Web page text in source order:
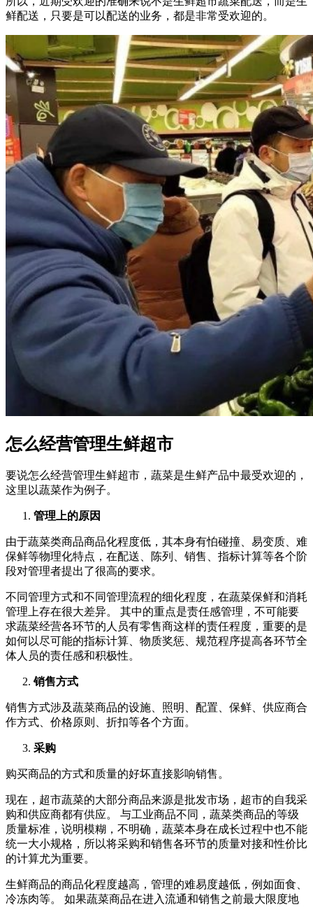
鲜配送，只要是可以配送的业务，都是非常受欢迎的。
怎么经营管理生鲜超市
要说怎么经营管理生鲜超市，蔬菜是生鲜产品中最受欢迎的，
这里以蔬菜作为例子。
管理上的原因
由于蔬菜类商品商品化程度低，其本身有怕碰撞、易变质、难
保鲜等物理化特点，在配送、陈列、销售、指标计算等各个阶
段对管理者提出了很高的要求。
不同管理方式和不同管理流程的细化程度，在蔬菜保鲜和消耗
管理上存在很大差异。 其中的重点是责任感管理，不可能要
求蔬菜经营各环节的人员有零售商这样的责任程度，重要的是
如何以尽可能的指标计算、物质奖惩、规范程序提高各环节全
体人员的责任感和积极性。
销售方式
销售方式涉及蔬菜商品的设施、照明、配置、保鲜、供应商合
作方式、价格原则、折扣等各个方面。
采购
购买商品的方式和质量的好坏直接影响销售。
现在，超市蔬菜的大部分商品来源是批发市场，超市的自我采
购和供应商都有供应。 与工业商品不同，蔬菜类商品的等级
质量标准，说明模糊，不明确，蔬菜本身在成长过程中也不能
统一大小规格，所以将采购和销售各环节的质量对接和性价比
的计算尤为重要。
生鲜商品的商品化程度越高，管理的难易度越低，例如面食、
冷冻肉等。 如果蔬菜商品在进入流通和销售之前最大限度地